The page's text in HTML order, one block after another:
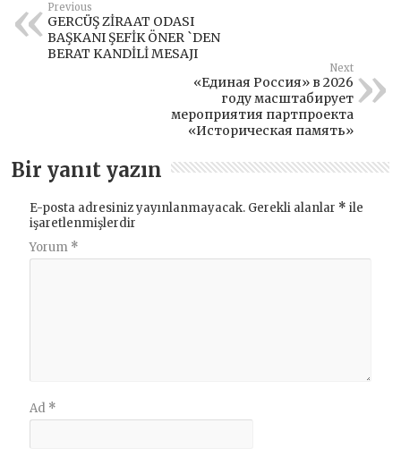
Previous
GERCÜŞ ZİRAAT ODASI
BAŞKANI ŞEFİK ÖNER `DEN
BERAT KANDİLİ MESAJI
Next
«Единая Россия» в 2026
году масштабирует
мероприятия партпроекта
«Историческая память»
Bir yanıt yazın
E-posta adresiniz yayınlanmayacak. Gerekli alanlar * ile
işaretlenmişlerdir
Yorum *
Ad *